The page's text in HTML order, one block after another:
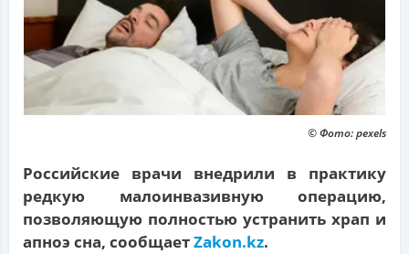
© Фото: pexels
Российские врачи внедрили в практику
редкую малоинвазивную операцию,
позволяющую полностью устранить храп и
апноэ сна, сообщаетZakon.kz.